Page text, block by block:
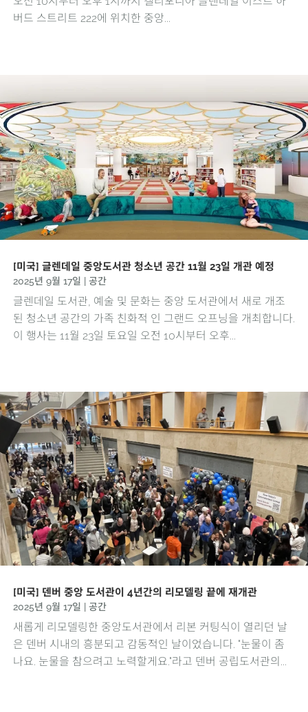
버드 스트리트 222에 위치한 중앙...
[미국] 글렌데일 중앙도서관 청소년 공간 11월 23일 개관 예정
2025년 9월 17일 공간
글렌데일 도서관, 예술 및 문화는 중앙 도서관에서 새로 개조
된 청소년 공간의 가족 친화적 인 그랜드 오프닝을 개최합니다.
이 행사는 11월 23일 토요일 오전 10시부터 오후...
[미국] 덴버 중앙 도서관이 4년간의 리모델링 끝에 재개관
2025년 9월 17일 공간
새롭게 리모델링한 중앙도서관에서 리본 커팅식이 열리던 날
은 덴버 시내의 흥분되고 감동적인 날이었습니다. "눈물이 좀
나요. 눈물을 참으려고 노력할게요."라고 덴버 공립도서관의...